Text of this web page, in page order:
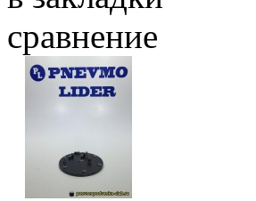
сравнение